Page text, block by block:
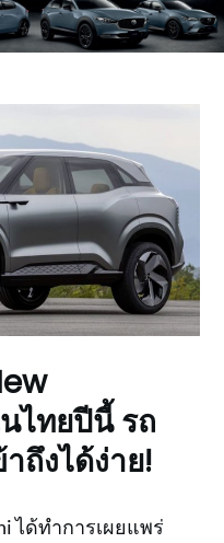
ไทยปีนี้ รถ
ถึงได้ง่าย!
ได้ทำการเผยแพร่